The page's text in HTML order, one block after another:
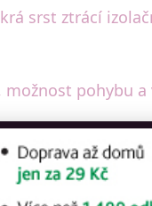
srst ztrácí
pohybu